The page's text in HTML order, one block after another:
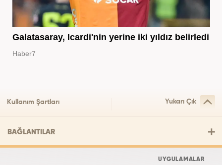
Galatasaray, Icardi'nin yerine iki yıldız belirledi
Haber7
Kullanım Şartları Yukarı Çık
BAĞLANTILAR
UYGULAMALAR